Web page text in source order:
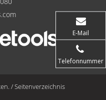
E-Mail
Telefonnummer
/Seitenverzeichnis